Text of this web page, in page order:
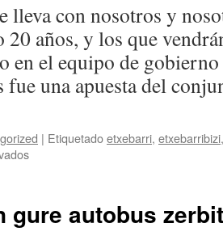
lleva con nosotros y
20 años, y los que
en el equipo de
fue una apuesta del
| Etiquetadoetxebarri, etxebarribizi
en
con
gure autobus